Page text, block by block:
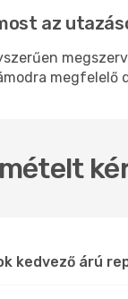
az
kedvező árú